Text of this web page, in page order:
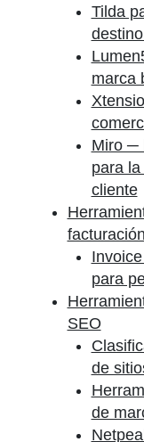
Tilda
marca
Miro ─
para
cliente
para
SEO
de
de